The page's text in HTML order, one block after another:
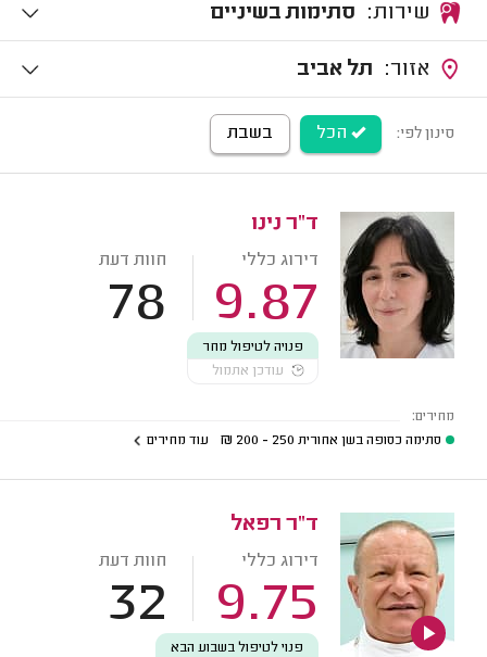
סתימות בשיניים
תל אביב
סינון לפי: הכל בשבת
ד"ר נינו
דירוג כללי
9.87
חוות דעת
78
פנויה לטיפול מחר
עודכן אתמול
מחירים:
סתימה כסופה בשן אחורית 250 - 200
₪ עוד מחירים
ד"ר רפאל
דירוג כללי
9.75
חוות דעת
32
פנוי לטיפול בשבוע הבא